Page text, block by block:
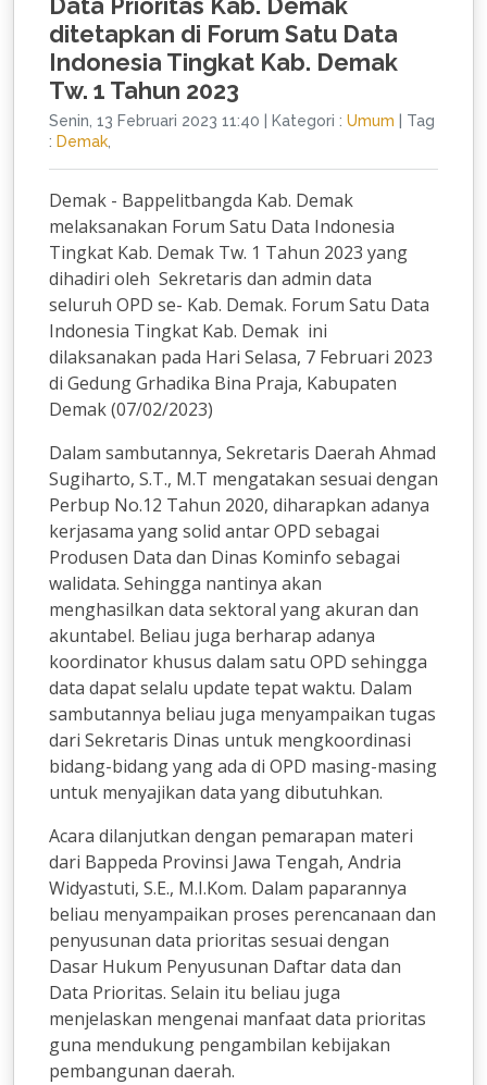
Data Prioritas Kab. Demak
ditetapkan di Forum Satu Data
Indonesia Tingkat Kab. Demak
Tw. 1 Tahun 2023
Senin, 13 Februari 2023 11:40 Kategori : Umum
Tag
: Demak,
Demak - Bappelitbangda Kab. Demak
melaksanakan Forum Satu Data Indonesia
Tingkat Kab. Demak Tw. 1 Tahun 2023 yang
dihadiri oleh Sekretaris dan admin data
seluruh OPD se- Kab. Demak. Forum Satu Data
Indonesia Tingkat Kab. Demak ini
dilaksanakan pada Hari Selasa, 7 Februari 2023
di Gedung Grhadika Bina Praja, Kabupaten
Demak (07/02/2023)
Dalam sambutannya, Sekretaris Daerah Ahmad
Sugiharto, S.T., M.T mengatakan sesuai dengan
Perbup No.12 Tahun 2020, diharapkan adanya
kerjasama yang solid antar OPD sebagai
Produsen Data dan Dinas Kominfo sebagai
walidata. Sehingga nantinya akan
menghasilkan data sektoral yang akuran dan
akuntabel. Beliau juga berharap adanya
koordinator khusus dalam satu OPD sehingga
data dapat selalu update tepat waktu. Dalam
sambutannya beliau juga menyampaikan tugas
dari Sekretaris Dinas untuk mengkoordinasi
bidang-bidang yang ada di OPD masing-masing
untuk menyajikan data yang dibutuhkan.
Acara dilanjutkan dengan pemarapan materi
dari Bappeda Provinsi Jawa Tengah, Andria
Widyastuti, S.E., M.I.Kom. Dalam paparannya
beliau menyampaikan proses perencanaan dan
penyusunan data prioritas sesuai dengan
Dasar Hukum Penyusunan Daftar data dan
Data Prioritas. Selain itu beliau juga
menjelaskan mengenai manfaat data prioritas
guna mendukung pengambilan kebijakan
pembangunan daerah.